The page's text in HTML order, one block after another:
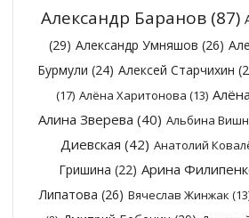
Александр Баранов(87)
(29) Александр Умняшов (26)
Бурмули (24) Алексей Старчихин
(17) Алёна Харитонова (13)
Алина Зверева (40) Альбина
Диевская (42) Анатолий
Гришина (22) Арина
Липатова (26) Вячеслав Жинжак